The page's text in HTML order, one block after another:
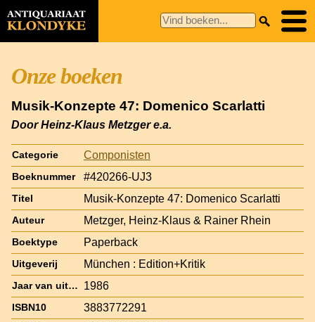
Onze boeken
Musik-Konzepte 47: Domenico Scarlatti
Door Heinz-Klaus Metzger e.a.
Categorie Componisten
Boeknummer #420266-UJ3
Titel Musik-Konzepte 47: Domenico Scarlatti
Auteur Metzger, Heinz-Klaus & Rainer Rhein
Boektype Paperback
Uitgeverij München : Edition+Kritik
Jaar van uitgave 1986
ISBN10 3883772291